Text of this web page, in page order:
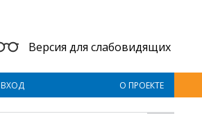
Версия для слабовидящих
ВХОД О ПРОЕКТЕ